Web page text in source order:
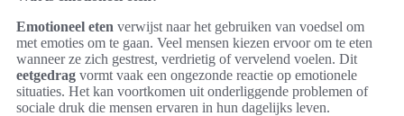
Emotioneel eten verwijst naar het gebruiken van voedsel om
met emoties om te gaan. Veel mensen kiezen ervoor om te eten
wanneer ze zich gestrest, verdrietig of vervelend voelen. Dit
eetgedrag vormt vaak een ongezonde reactie op emotionele
situaties. Het kan voortkomen uit onderliggende problemen of
sociale druk die mensen ervaren in hun dagelijks leven.